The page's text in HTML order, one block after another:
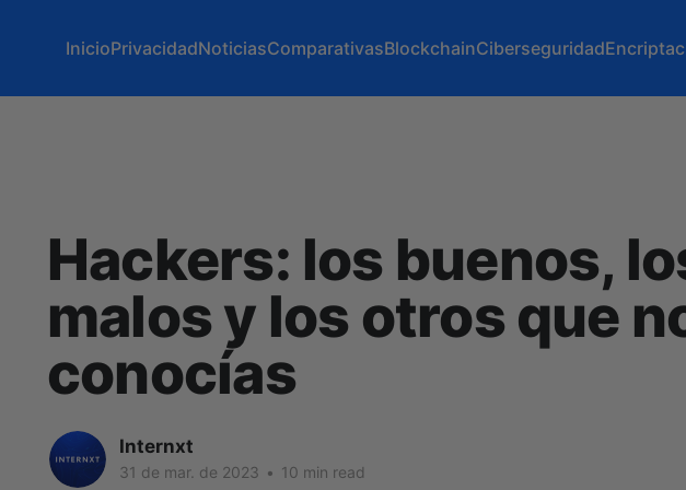
InicioPrivacidadNoticiasComparativasBlockchainCiberseguridad
Hackers: los buenos,
malos y los otros que
conocías
Internxt
31 de mar. de 2023 • 10 min read